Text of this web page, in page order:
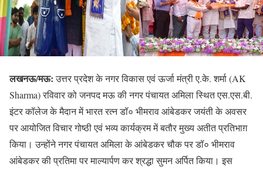
लखनऊ/मऊ:उत्तर प्रदेश के नगर विकास एवं ऊर्जा मंत्री ए.के. शर्मा (AK
Sharma) रविवार को जनपद मऊ की नगर पंचायत अमिला स्थित एस.एस.बी.
इंटर कॉलेज के मैदान में भारत रत्न डॉ० भीमराव आंबेडकर जयंती के अवसर
पर आयोजित विचार गोष्ठी एवं भव्य कार्यक्रम में बतौर मुख्य अतीत प्रतिभाग़
किया। उन्होंने नगर पंचायत अमिला के आंबेडकर चौक पर डॉ० भीमराव
आंबेडकर की प्रतिमा पर माल्यार्पण कर श्रद्धा सुमन अर्पित किया। इस